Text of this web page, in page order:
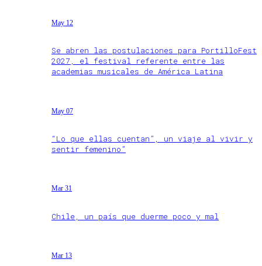
May 12
Se abren las postulaciones para PortilloFest
2027, el festival referente entre las
academias musicales de América Latina
May 07
“Lo que ellas cuentan”, un viaje al vivir y
sentir femenino”
Mar 31
Chile, un país que duerme poco y mal
Mar 13